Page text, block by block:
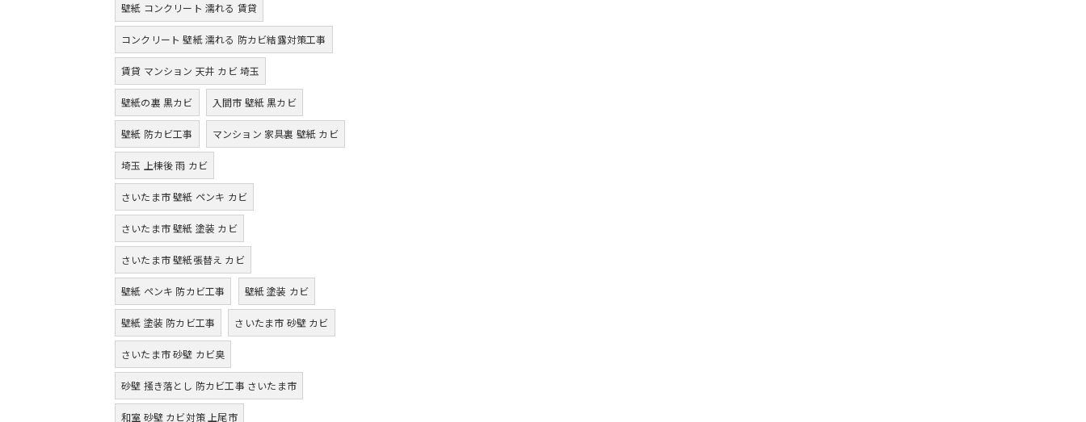
壁紙 コンクリート 濡れる 賃貸
コンクリート 壁紙 濡れる 防カビ結露対策工事
賃貸 マンション 天井 カビ 埼玉
壁紙の裏 黒カビ 入間市 壁紙 黒カビ
壁紙 防カビ工事 マンション 家具裏 壁紙 カビ
埼玉 上棟後 雨 カビ
さいたま市 壁紙 ペンキ カビ
さいたま市 壁紙 塗装 カビ
さいたま市 壁紙張替え カビ
壁紙 ペンキ 防カビ工事 壁紙 塗装 カビ
壁紙 塗装 防カビ工事 さいたま市 砂壁 カビ
さいたま市 砂壁 カビ臭
砂壁 掻き落とし 防カビ工事 さいたま市
和室 砂壁 カビ対策 上尾市